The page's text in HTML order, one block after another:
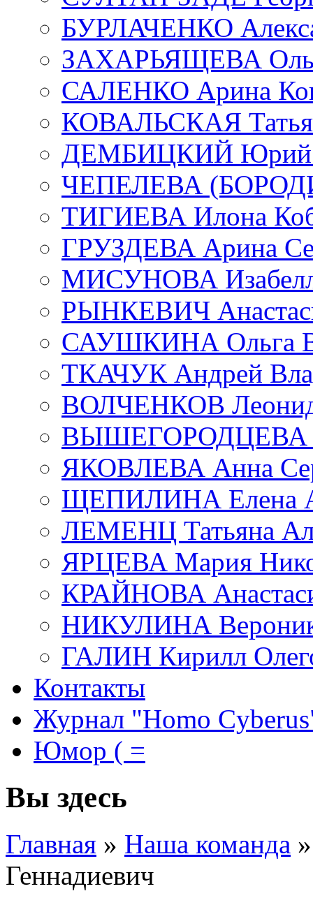
БУРЛАЧЕНКО
ЗАХАРЬЯЩЕВА
САЛЕНКО Арина
КОВАЛЬСКАЯ
ДЕМБИЦКИЙ Юрий
ЧЕПЕЛЕВА
ТИГИЕВА Илона
ГРУЗДЕВА Арина
МИСУНОВА
РЫНКЕВИЧ
САУШКИНА Ольга
ТКАЧУК Андрей
ВОЛЧЕНКОВ Леонид
ВЫШЕГОРОДЦЕВА
ЯКОВЛЕВА Анна
ЩЕПИЛИНА Елена
ЛЕМЕНЦ Татьяна
ЯРЦЕВА Мария
КРАЙНОВА
НИКУЛИНА
ГАЛИН Кирилл
Контакты
Журнал "Homo
Юмор ( =
Вы здесь
Главная » Наша команда »
Геннадиевич